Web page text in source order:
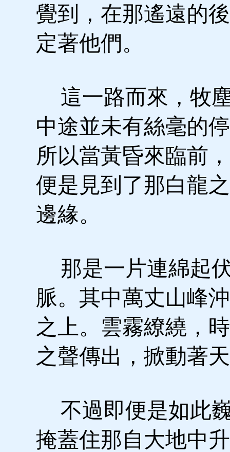
覺到，在那遙遠的
定著他們。
這一路而來，牧
中途並未有絲毫的
所以當黃昏來臨前
便是見到了那白龍
邊緣。
那是一片連綿起
脈。其中萬丈山峰
之上。雲霧繚繞，
之聲傳出，掀動著
不過即便是如此
掩蓋住那自大地中